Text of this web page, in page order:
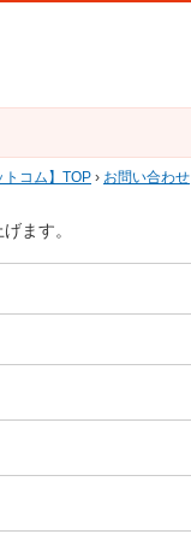
トコム TOP › お問い合わせ
ます。